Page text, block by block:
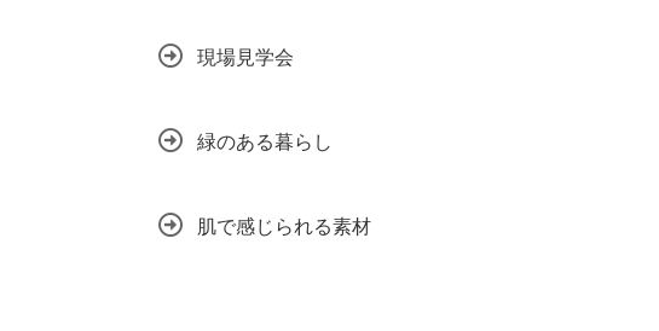
現場見学会
緑のある暮らし
肌で感じられる素材